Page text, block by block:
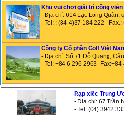
Khu vui chơi giải trí công viên
- Địa chỉ: 614 Lạc Long Quân,
- Tel: : (84-4)37 184 222 -
Công ty Cổ phần Golf Việt
- Địa chỉ: Số 71 Đỗ Quang,
- Tel: +84 6 296 2963- Fax:+84
Rạp xiếc Trung
- Địa chỉ: 67 Trần
- Tel: (04) 3942